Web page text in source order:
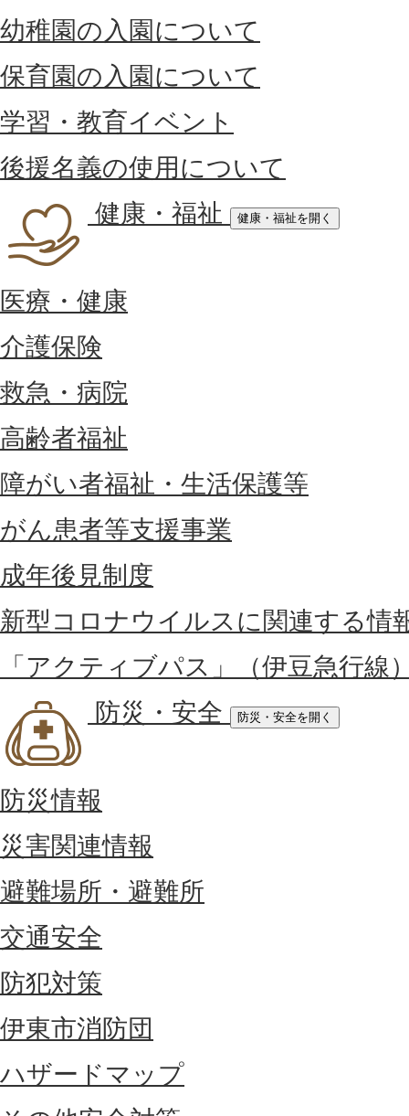
幼稚園の入園について
保育園の入園について
学習・教育イベント
後援名義の使用について
健康・福祉
健康・福祉を開く
医療・健康
介護保険
救急・病院
高齢者福祉
障がい者福祉・生活保護等
がん患者等支援事業
成年後見制度
新型コロナウイルスに関連する情
「アクティブパス」（伊豆急行線
防災・安全
防災・安全を開く
防災情報
災害関連情報
避難場所・避難所
交通安全
防犯対策
伊東市消防団
ハザードマップ